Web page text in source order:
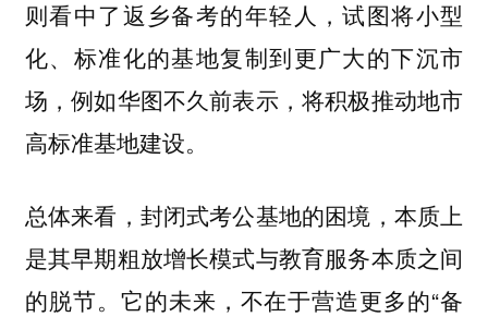
则看中了返乡备考的年轻人，试图将小型
化、标准化的基地复制到更广大的下沉市
场，例如华图不久前表示，将积极推动地市
高标准基地建设。
总体来看，封闭式考公基地的困境，本质上
是其早期粗放增长模式与教育服务本质之间
的脱节。它的未来，不在于营造更多的“备